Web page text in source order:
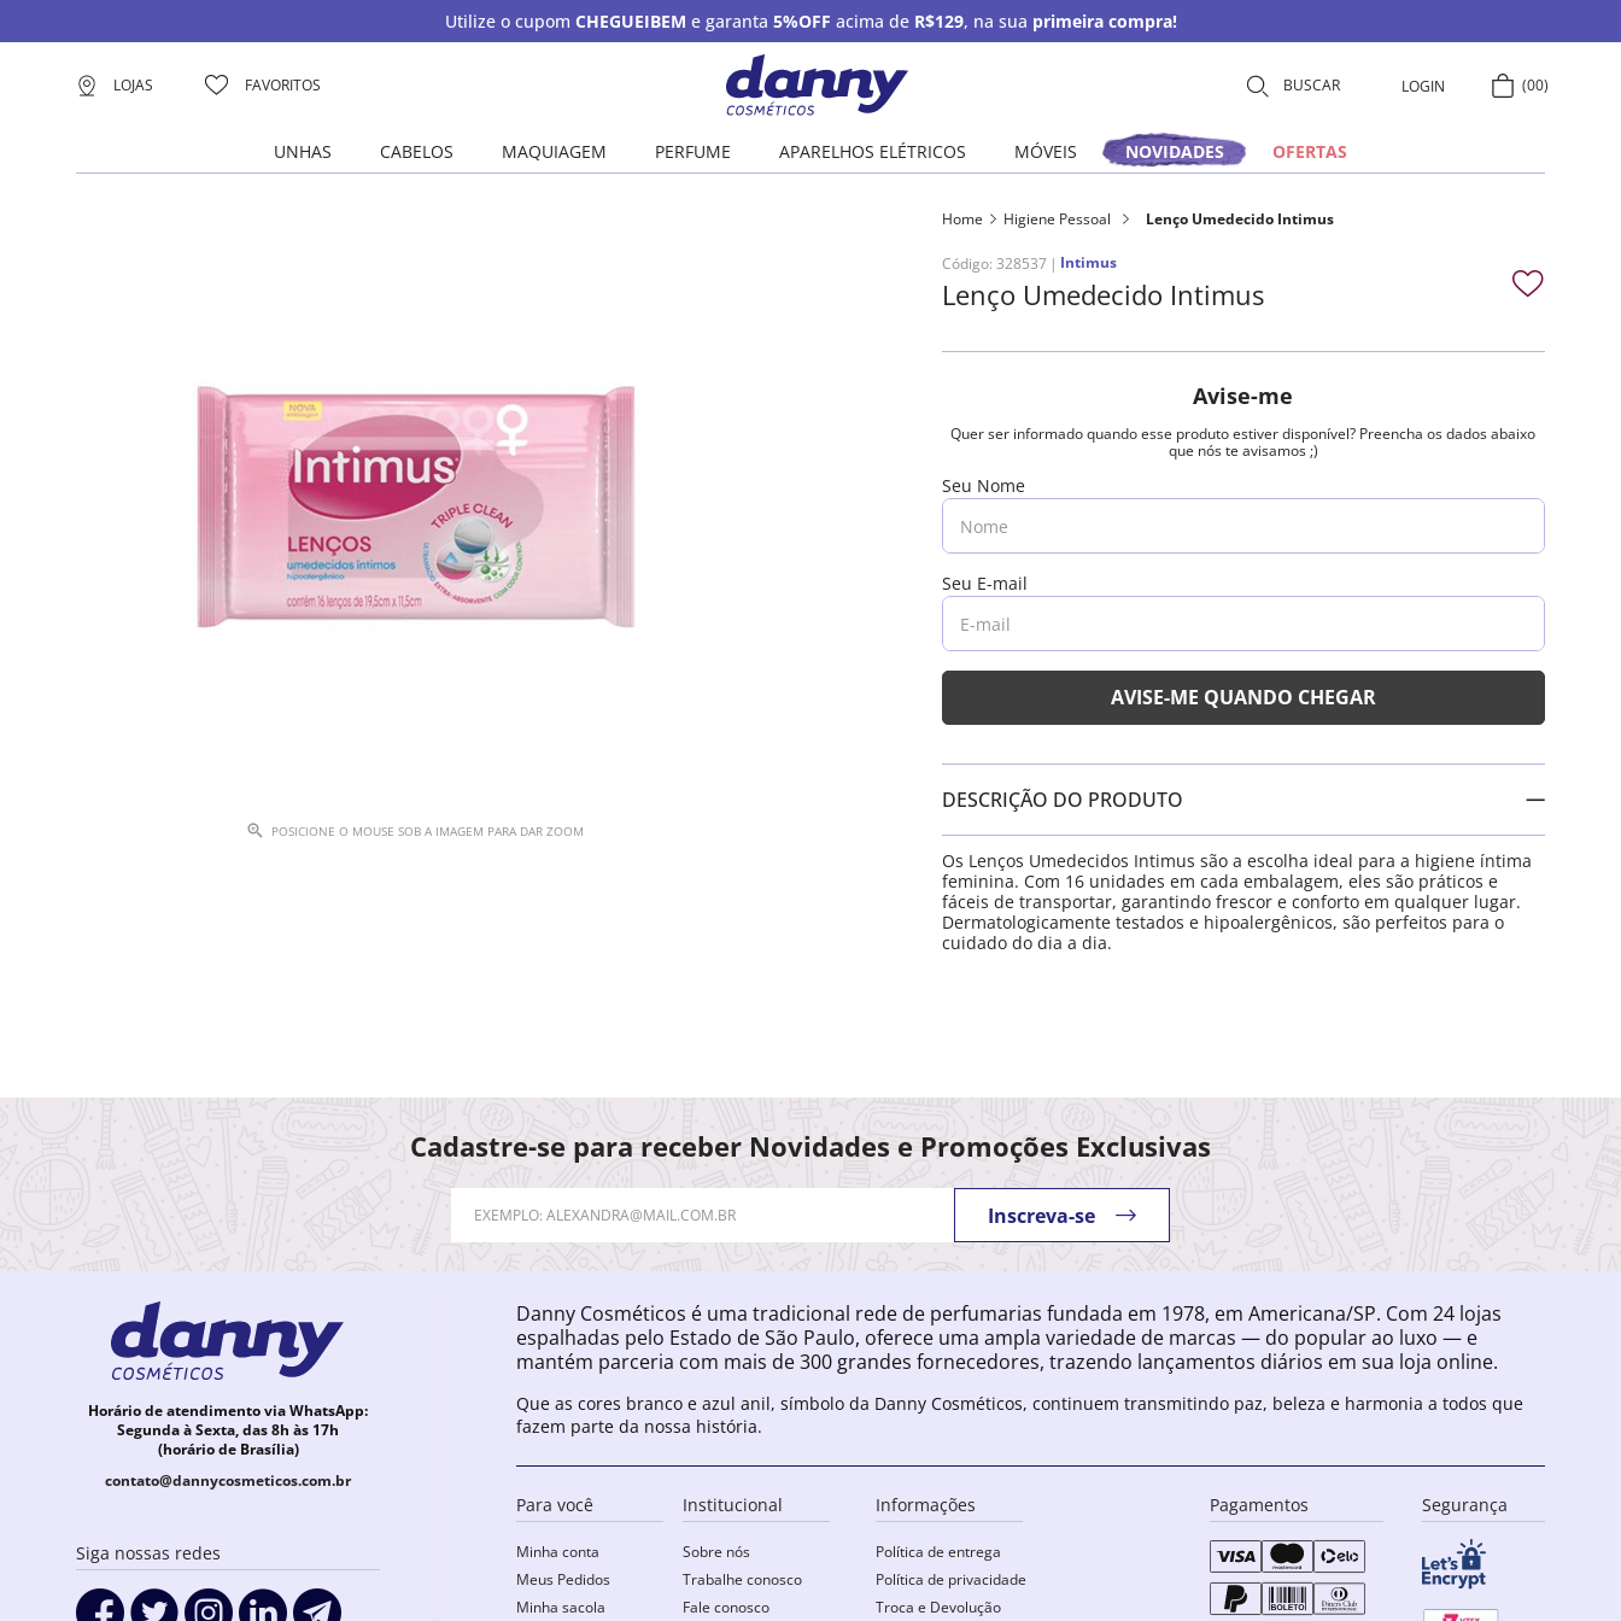
Utilize o cupom CHEGUEIBEM e garanta 5%OFF acima de R$129, na sua primeira compra!
LOJAS FAVORITOS LOGIN 00
UNHAS CABELOS MAQUIAGEM PERFUME APARELHOS ELÉTRICOS MÓVEIS NOVIDADES OFERTAS
POSICIONE O MOUSE SOB A IMAGEM PARA DAR ZOOM
Home Higiene Pessoal Lenço Umedecido Intimus
Código: 328537 Intimus
Lenço Umedecido Intimus
DESCRIÇÃO DO PRODUTO
Os Lenços Umedecidos Intimus são a escolha ideal para a higiene íntima
feminina. Com 16 unidades em cada embalagem, eles são práticos e
fáceis de transportar, garantindo frescor e conforto em qualquer lugar.
Dermatologicamente testados e hipoalergênicos, são perfeitos para o
cuidado do dia a dia.
Cadastre-se para receber Novidades e Promoções Exclusivas
Inscreva-se
Horário de atendimento via WhatsApp:
Segunda à Sexta, das 8h às 17h
(horário de Brasília)
contato@dannycosmeticos.com.br
Siga nossas redes
Danny Cosméticos é uma tradicional rede de perfumarias fundada em 1978, em Americana/SP. Com 24 lojas
espalhadas pelo Estado de São Paulo, oferece uma ampla variedade de marcas — do popular ao luxo — e
mantém parceria com mais de 300 grandes fornecedores, trazendo lançamentos diários em sua loja online.
Que as cores branco e azul anil, símbolo da Danny Cosméticos, continuem transmitindo paz, beleza e harmonia a todos que
fazem parte da nossa história.
Para você
Minha conta
Meus Pedidos
Minha sacola
Institucional
Sobre nós
Trabalhe conosco
Fale conosco
Informações
Política de entrega
Política de privacidade
Troca e Devolução
Pagamentos Segurança